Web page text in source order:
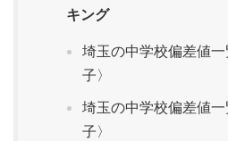
キング
埼玉の中学校偏差値
子〉
埼玉の中学校偏差値
子〉